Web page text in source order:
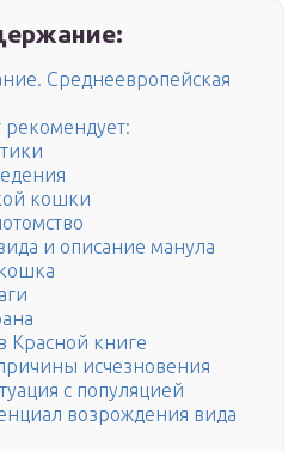
Среднеевропейская
кошки
и описание манула
Красной книге
исчезновения
с популяцией
возрождения вида